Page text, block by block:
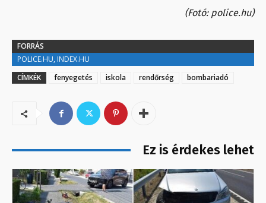
(Fotó: police.hu)
FORRÁS
POLICE.HU, INDEX.HU
CÍMKÉK
fenyegetés iskola rendőrség bombariadó
Ez is érdekes lehet